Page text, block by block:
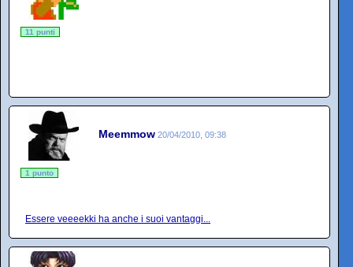
11 punti
Meemmow 20/04/2010, 09:38
1 punto
Essere veeeekki ha anche i suoi vantaggi...